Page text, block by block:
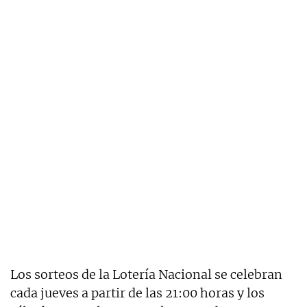
Los sorteos de la Lotería Nacional se celebran
cada jueves a partir de las 21:00 horas y los